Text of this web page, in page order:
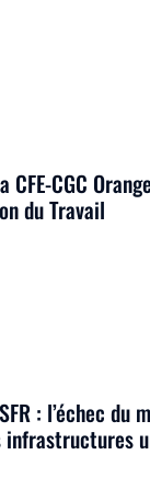
CGC
du Travail
: l’échec du